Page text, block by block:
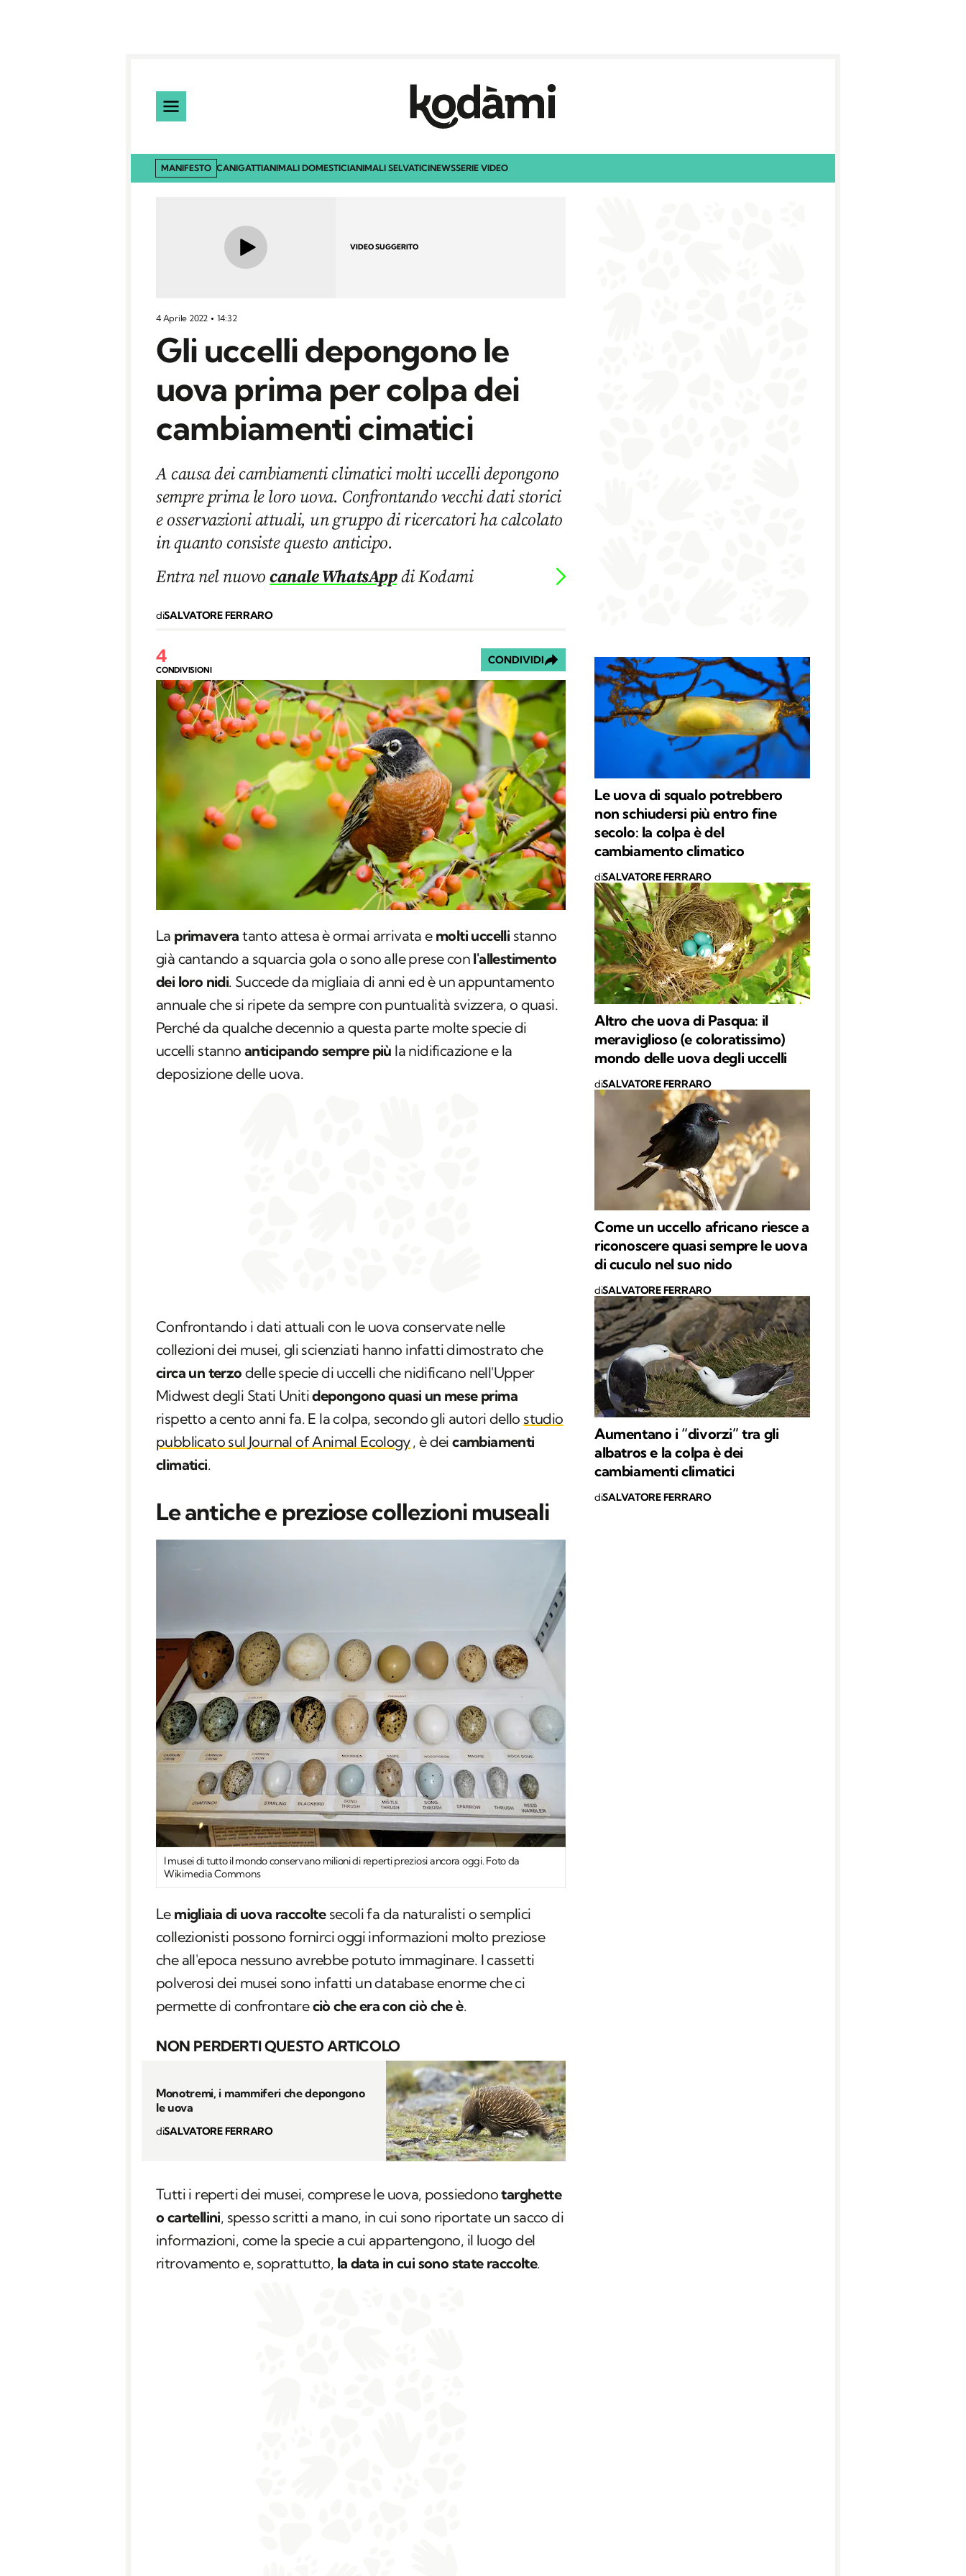
MANIFESTO CANIGATTIANIMALI DOMESTICIANIMALI SELVATICINEWSSERIE VIDEO
VIDEO SUGGERITO
4 Aprile 2022 14:32
Gli uccelli depongono le
uova prima per colpa dei
cambiamenti cimatici
A causa dei cambiamenti climatici molti uccelli depongono
sempre prima le loro uova. Confrontando vecchi dati storici
e osservazioni attuali, un gruppo di ricercatori ha calcolato
in quanto consiste questo anticipo.
Entra nel nuovocanale WhatsAppdi Kodami
diSALVATORE FERRARO
4
CONDIVISIONI
CONDIVIDI
La primavera tanto attesa è ormai arrivata e molti uccelli stanno
già cantando a squarcia gola o sono alle prese con l'allestimento
dei loro nidi. Succede da migliaia di anni ed è un appuntamento
annuale che si ripete da sempre con puntualità svizzera, o quasi.
Perché da qualche decennio a questa parte molte specie di
uccelli stannoanticipando sempre più la nidificazione e la
deposizione delle uova.
Confrontando i dati attuali con le uova conservate nelle
collezioni dei musei, gli scienziati hanno infatti dimostrato che
circa un terzo delle specie di uccelli che nidificano nell'Upper
Midwest degli Stati Unitidepongono quasi un mese prima
rispetto a cento anni fa. E la colpa, secondo gli autori dello studio
pubblicato sul Journal of Animal Ecology, è deicambiamenti
climatici.
Le antiche e preziose collezioni museali
I musei di tutto il mondo conservano milioni di reperti preziosi ancora oggi. Foto da
Wikimedia Commons
Le migliaia di uova raccoltesecoli fa da naturalisti o semplici
collezionisti possono fornirci oggi informazioni molto preziose
che all'epoca nessuno avrebbe potuto immaginare. I cassetti
polverosi dei musei sono infatti undatabaseenorme che ci
permette di confrontareciò che era con ciò che è.
NON PERDERTI QUESTO ARTICOLO
Monotremi, i mammiferi che depongono
le uova
diSALVATORE FERRARO
Tutti i reperti dei musei, comprese le uova, possiedonotarghette
o cartellini, spesso scritti a mano, in cui sono riportate un sacco di
informazioni, come la specie a cui appartengono, il luogo del
ritrovamento e, soprattutto, la data in cui sono state raccolte.
Le uova di squalo potrebbero
non schiudersi più entro fine
secolo: la colpa è del
cambiamento climatico
diSALVATORE FERRARO
Altro che uova di Pasqua: il
meraviglioso (e coloratissimo)
mondo delle uova degli uccelli
diSALVATORE FERRARO
Come un uccello africano riesce a
riconoscere quasi sempre le uova
di cuculo nel suo nido
diSALVATORE FERRARO
Aumentano i “divorzi” tra gli
albatros e la colpa è dei
cambiamenti climatici
diSALVATORE FERRARO